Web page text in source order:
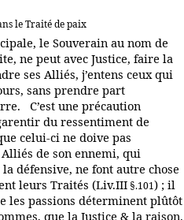
le Traité de paix
le Souverain au nom de
ne peut avec Justice, faire la
ses Alliés, j’entens ceux qui
sans prendre part
C’est une précaution
du ressentiment de
celui-ci ne doive pas
de son ennemi, qui
défensive, ne font autre chose
leurs Traités (Liv.III §.101) ; il
les passions déterminent plûtôt
que la Justice & la raison.